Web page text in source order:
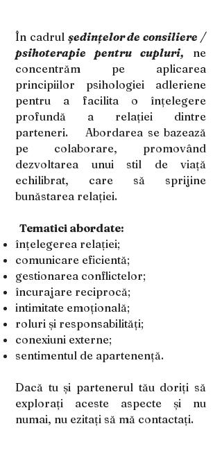
În cadrul ședințelor de consiliere /
psihoterapie pentru cupluri, ne
concentrăm pe aplicarea
principiilor psihologiei adleriene
pentru a facilita o înțelegere
profundă a relației dintre
parteneri. Abordarea se bazează
pe colaborare, promovând
dezvoltarea unui stil de viață
echilibrat, care să sprijine
bunăstarea relației.
Tematici abordate:
înțelegerea relației;
comunicare eficientă;
gestionarea conflictelor;
încurajare reciprocă;
intimitate emoțională;
roluri și responsabilități;
conexiuni externe;
sentimentul de apartenență.
Dacă tu și partenerul tău doriți să
explorați aceste aspecte și nu
numai, nu ezitați să mă contactați.